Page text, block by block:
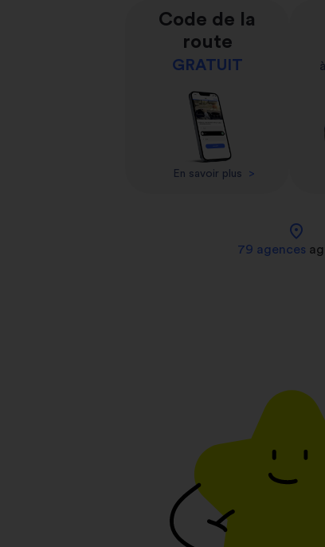
Code de la
route
GRATUIT
En savoir plus >
location_on
79 agences